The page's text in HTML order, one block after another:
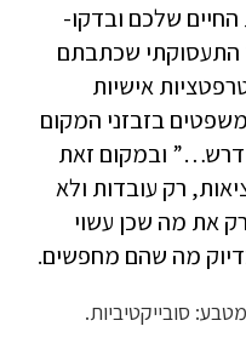
שלכם ובדקו-
התעסוקתי שכתבתם
אישיות
בזבזני המקום
ובמקום זאת
רק עובדות ולא
את מה שכן עשוי
מה שהם מחפשים.
סובייקטיביות.